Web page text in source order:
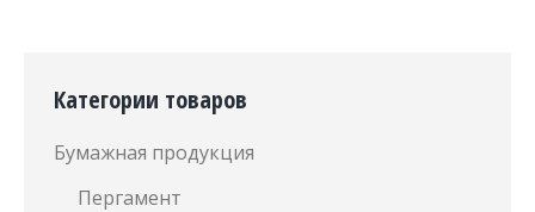
Категории товаров
Бумажная продукция
Пергамент